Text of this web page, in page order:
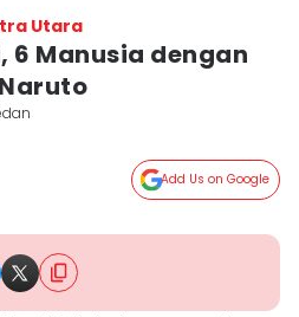
Utara
6 Manusia dengan
Add Us on Google